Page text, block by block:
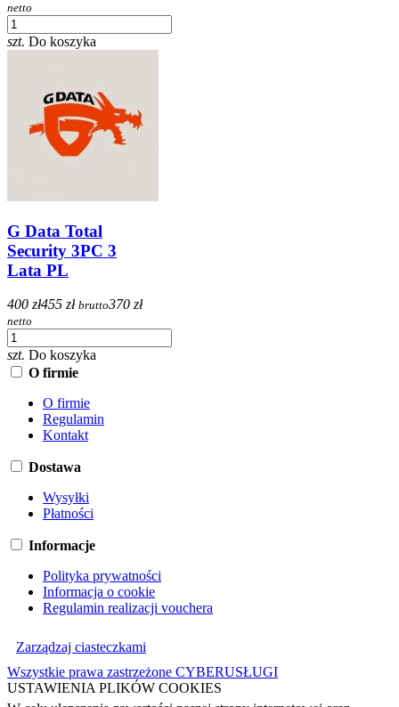
netto
szt. Do koszyka
G Data Total
Security 3PC 3
Lata PL
400 zł455 zł brutto370 zł
netto
szt. Do koszyka
O firmie
O firmie
Regulamin
Kontakt
Dostawa
Wysyłki
Płatności
Informacje
Polityka prywatności
Informacja o cookie
Regulamin realizacji vouchera
Zarządzaj ciasteczkami
Wszystkie prawa zastrzeżone CYBERUSŁUGI
USTAWIENIA PLIKÓW COOKIES